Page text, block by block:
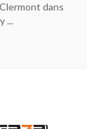
dans
...